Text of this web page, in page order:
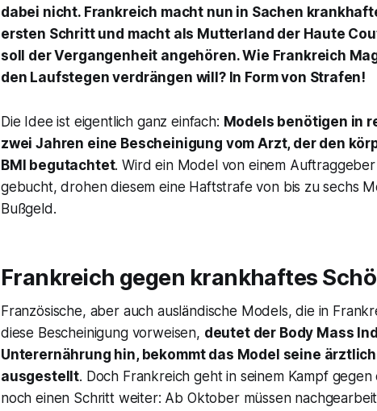
dabei nicht. Frankreich macht nun in Sachen
ersten Schritt und macht als Mutterland der Haute
soll der Vergangenheit angehören. Wie Frankreich
den Laufstegen verdrängen will? In Form von Strafen!
Die Idee ist eigentlich ganz einfach: Models benötigen in
zwei Jahren eine Bescheinigung vom Arzt, der den
BMI begutachtet. Wird ein Model von einem
gebucht, drohen diesem eine Haftstrafe von bis zu sechs
Bußgeld.
Frankreich gegen krankhaftes
Französische, aber auch ausländische Models, die in
diese Bescheinigung vorweisen, deutet der Body Mass
Unterernährung hin, bekommt das Model seine
ausgestellt. Doch Frankreich geht in seinem Kampf
noch einen Schritt weiter: Ab Oktober müssen